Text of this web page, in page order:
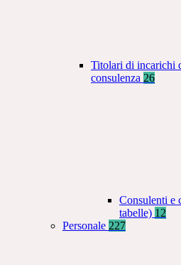
Titolari di incarichi
consulenza 26
Consulenti e
tabelle) 12
Personale 227